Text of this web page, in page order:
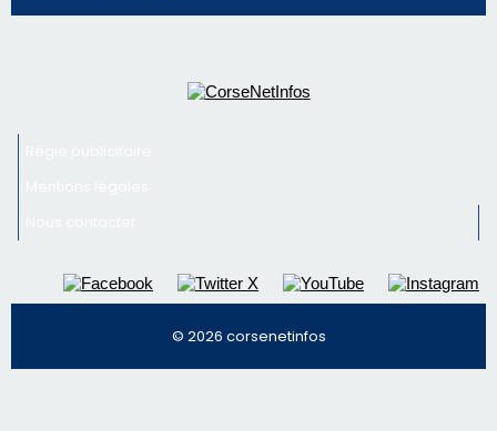
© 2026 corsenetinfos